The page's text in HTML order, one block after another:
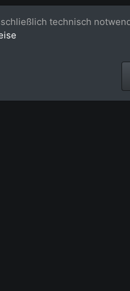
Bildagentur
technisch